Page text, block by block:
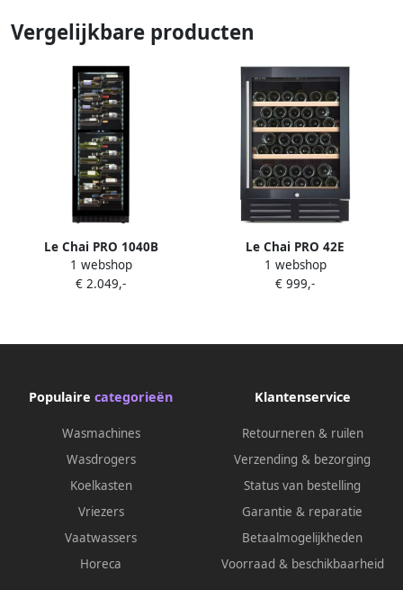
Vergelijkbare producten
Le Chai PRO 1040B
Wijnkoelkast 2
temperatuurzones 104
Koolstoffilter Witte LED's
1 webshop
€ 2.049,-
Le Chai PRO 42E
Wijnkoelkast 1 zone-
Vrijstaand of onderbouw 88
1 webshop
€ 999,-
Populaire categorieën
Wasmachines
Wasdrogers
Koelkasten
Vriezers
Vaatwassers
Horeca
Klantenservice
Retourneren & ruilen
Verzending & bezorging
Status van bestelling
Garantie & reparatie
Betaalmogelijkheden
Voorraad & beschikbaarheid